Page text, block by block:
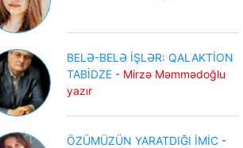
BELƏ-BELƏ İŞLƏR: QALAKTİON
TABİDZE - Mirzə Məmmədoğlu
yazır
ÖZÜMÜZÜN YARATDIĞI İMİC -